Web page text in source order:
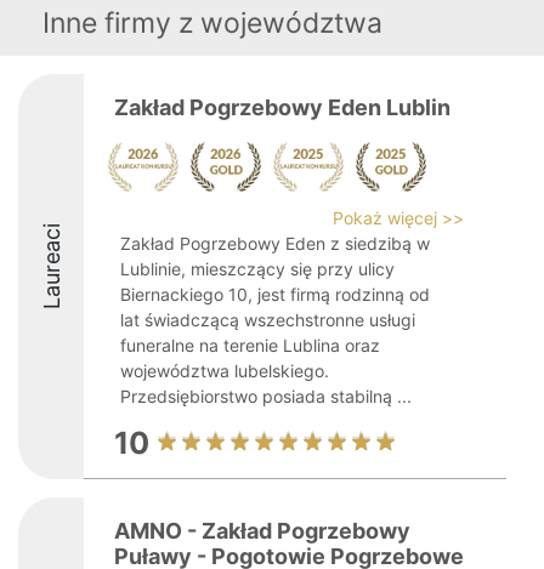
Inne firmy z województwa
Laureaci
Zakład Pogrzebowy Eden Lublin
Pokaż więcej >>
Zakład Pogrzebowy Eden z siedzibą w
Lublinie, mieszczący się przy ulicy
Biernackiego 10, jest firmą rodzinną od
lat świadczącą wszechstronne usługi
funeralne na terenie Lublina oraz
województwa lubelskiego.
Przedsiębiorstwo posiada stabilną ...
10
AMNO - Zakład Pogrzebowy
Puławy - Pogotowie Pogrzebowe